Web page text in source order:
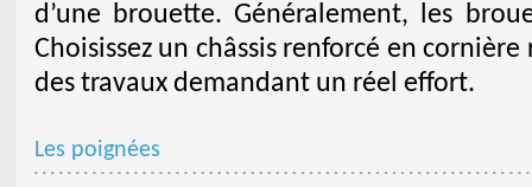
d’une brouette. Généralement, les
Choisissez un châssis renforcé en
des travaux demandant un réel effort.
Les poignées